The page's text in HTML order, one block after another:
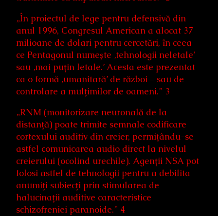
„În proiectul de lege pentru defensivă din
anul 1996, Congresul American a alocat 37
milioane de dolari pentru cercetări, în ceea
ce Pentagonul numește ‚tehnologii neletale’
sau ‚mai puțin letale.’ Acesta este prezentat
ca o formă ‚umanitară’ de război – sau de
controlare a mulțimilor de oameni.” 3
„RNM (monitorizare neuronală de la
distanță) poate trimite semnale codificare
cortexului auditiv din creier, permițându-se
astfel comunicarea audio direct la nivelul
creierului (ocolind urechile). Agenții NSA pot
folosi astfel de tehnologii pentru a debilita
anumiți subiecți prin stimularea de
halucinații auditive caracteristice
schizofreniei paranoide.” 4